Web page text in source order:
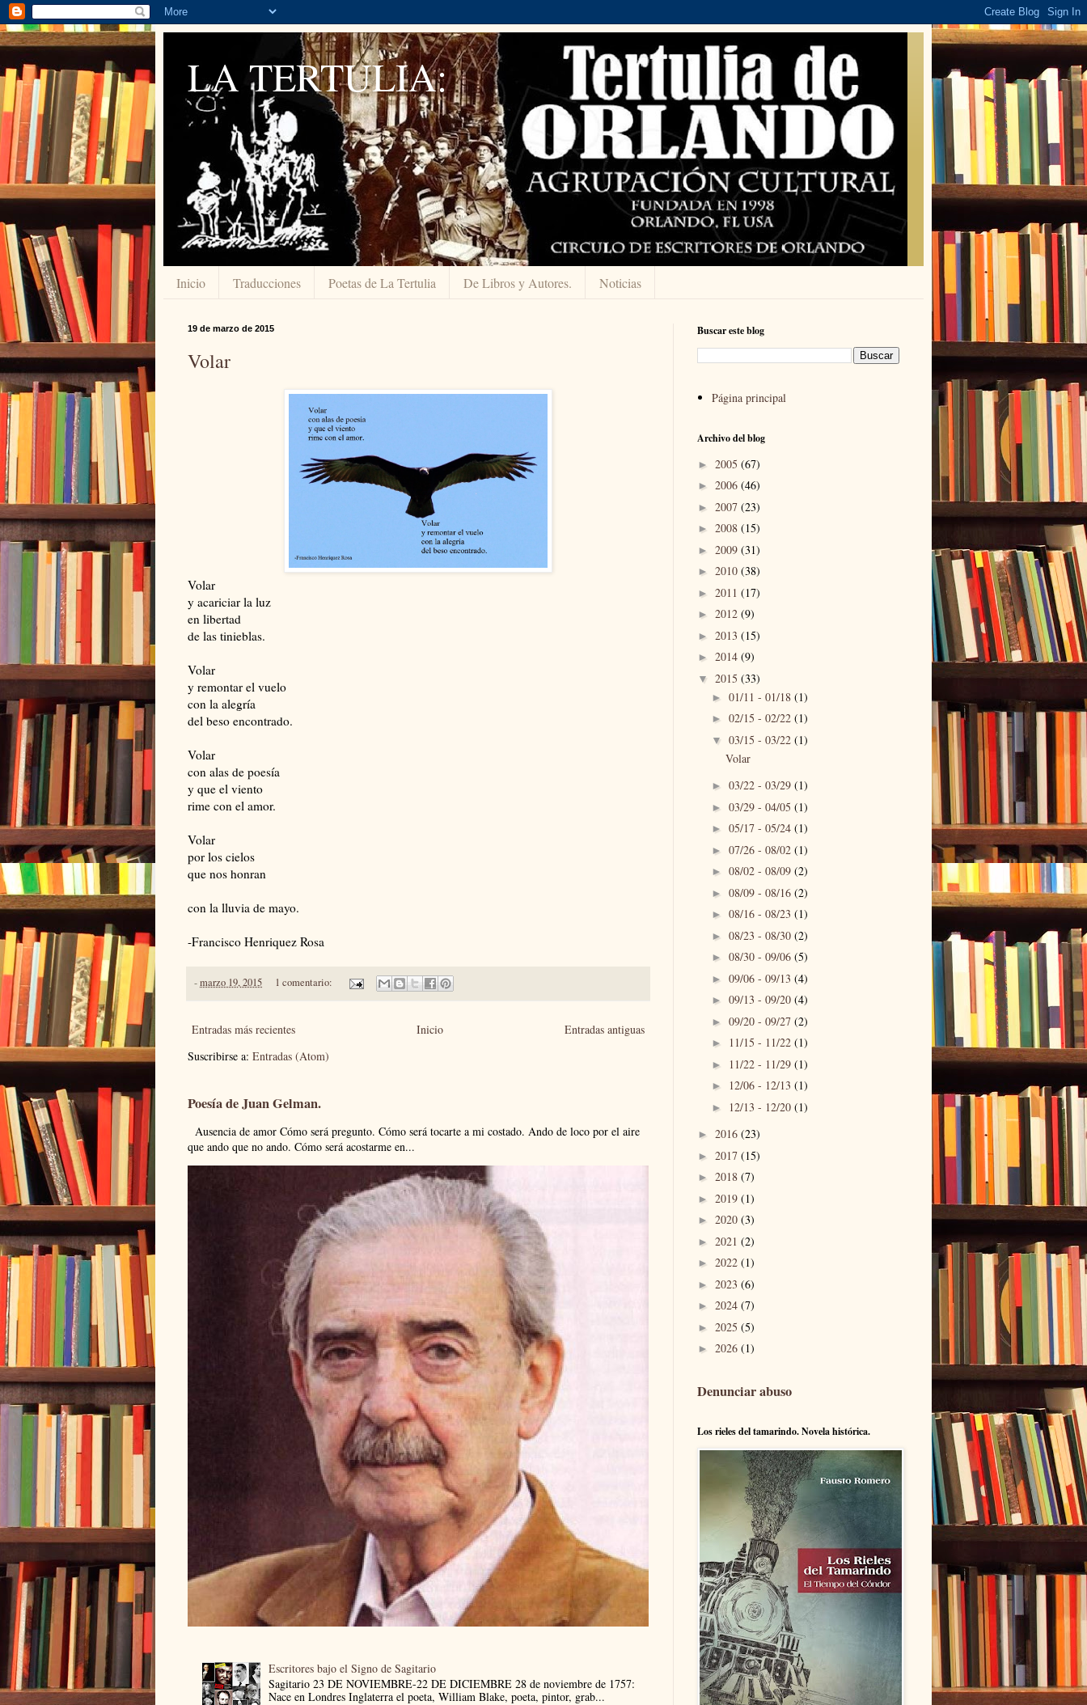
LA TERTULIA:
Inicio Traducciones Poetas de La Tertulia De Libros y Autores. Noticias
19 de marzo de 2015
Volar
Volar
y acariciar la luz
en libertad
de las tinieblas.
Volar
y remontar el vuelo
con la alegría
del beso encontrado.
Volar
con alas de poesía
y que el viento
rime con el amor.
Volar
por los cielos
que nos honran
con la lluvia de mayo.
-Francisco Henriquez Rosa
-marzo 19, 2015 1 comentario:
Entradas más recientes Entradas antiguas
Inicio
Suscribirse a: Entradas (Atom)
Poesía de Juan Gelman.
Ausencia de amor Cómo será pregunto. Cómo será tocarte a mi costado. Ando de loco por el aire
que ando que no ando. Cómo será acostarme en...
Escritores bajo el Signo de Sagitario
Sagitario 23 DE NOVIEMBRE-22 DE DICIEMBRE 28 de noviembre de 1757:
Nace en Londres Inglaterra el poeta, William Blake, poeta, pintor, grab...
Buscar este blog
Página principal
Archivo del blog
► 2005 (67)
► 2006 (46)
► 2007 (23)
► 2008 (15)
► 2009 (31)
► 2010 (38)
► 2011 (17)
► 2012 (9)
► 2013 (15)
► 2014 (9)
▼ 2015 (33)
► 01/11 - 01/18 (1)
► 02/15 - 02/22 (1)
▼ 03/15 - 03/22 (1)
Volar
► 03/22 - 03/29 (1)
► 03/29 - 04/05 (1)
► 05/17 - 05/24 (1)
► 07/26 - 08/02 (1)
► 08/02 - 08/09 (2)
► 08/09 - 08/16 (2)
► 08/16 - 08/23 (1)
► 08/23 - 08/30 (2)
► 08/30 - 09/06 (5)
► 09/06 - 09/13 (4)
► 09/13 - 09/20 (4)
► 09/20 - 09/27 (2)
► 11/15 - 11/22 (1)
► 11/22 - 11/29 (1)
► 12/06 - 12/13 (1)
► 12/13 - 12/20 (1)
► 2016 (23)
► 2017 (15)
► 2018 (7)
► 2019 (1)
► 2020 (3)
► 2021 (2)
► 2022 (1)
► 2023 (6)
► 2024 (7)
► 2025 (5)
► 2026 (1)
Denunciar abuso
Los rieles del tamarindo. Novela histórica.